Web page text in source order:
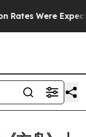
Were Expected